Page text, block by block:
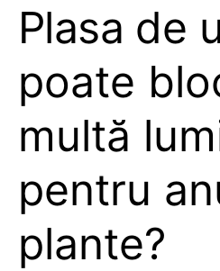
Plasa de
poate
multă
pentru
plante?